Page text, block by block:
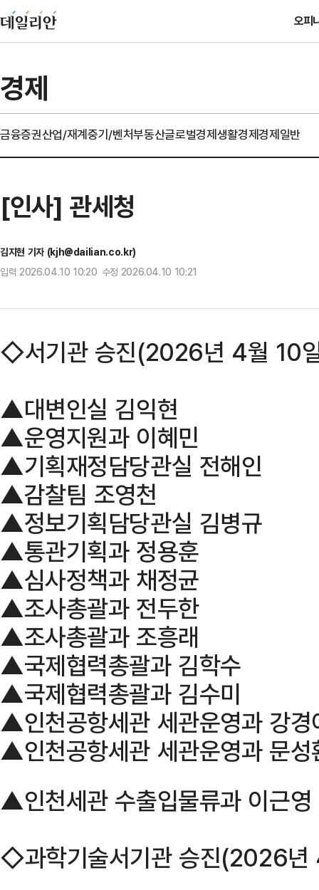
오피
경제
금융증권산업/재계중기/벤처부동산글로벌경제생활경제경제일반
[인사] 관세청
김지현 기자 (kjh@dailian.co.kr)
입력 2026.04.10 10:20 수정 2026.04.10 10:21
◇서기관 승진(2026년 4월 10
▲대변인실 김익현
▲운영지원과 이혜민
▲기획재정담당관실 전해인
▲감찰팀 조영천
▲정보기획담당관실 김병규
▲통관기획과 정용훈
▲심사정책과 채정균
▲조사총괄과 전두한
▲조사총괄과 조흥래
▲국제협력총괄과 김학수
▲국제협력총괄과 김수미
▲인천공항세관 세관운영과 강경
▲인천공항세관 세관운영과 문성
▲인천세관 수출입물류과 이근영
◇과학기술서기관 승진(2026년